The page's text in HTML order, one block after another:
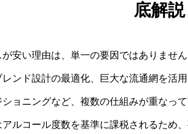
底解説
安い理由は、単一の要因ではありませ
レンド設計の最適化、巨大な流通網を活
ョニングなど、複数の仕組みが重なって
ルコール度数を基準に課税されるため